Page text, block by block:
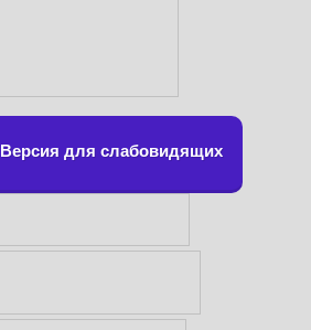
Версия для слабовидящих